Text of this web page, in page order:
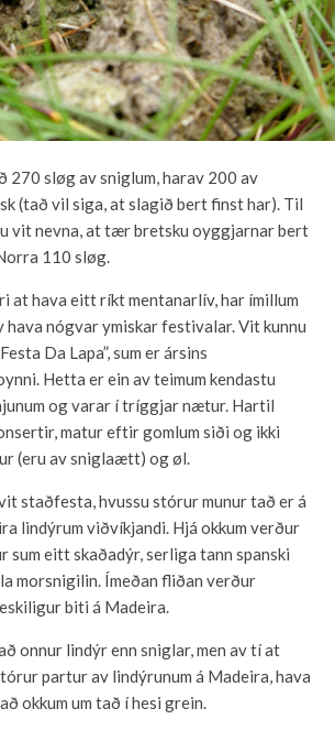
270 sløg av sniglum, harav 200 av
(tað vil siga, at slagið bert finst har). Til
vit nevna, at tær bretsku oyggjarnar bert
110 sløg.
at hava eitt ríkt mentanarlív, har ímillum
hava nógvar ymiskar festivalar. Vit kunnu
Da Lapa”, sum er ársins
Hetta er ein av teimum kendastu
og varar í tríggjar nætur. Hartil
matur eftir gomlum siði og ikki
(eru av sniglaætt) og øl.
staðfesta, hvussu stórur munur tað er á
lindýrum viðvíkjandi. Hjá okkum verður
sum eitt skaðadýr, serliga tann spanski
morsnigilin. Ímeðan fliðan verður
biti á Madeira.
onnur lindýr enn sniglar, men av tí at
partur av lindýrunum á Madeira, hava
okkum um tað í hesi grein.